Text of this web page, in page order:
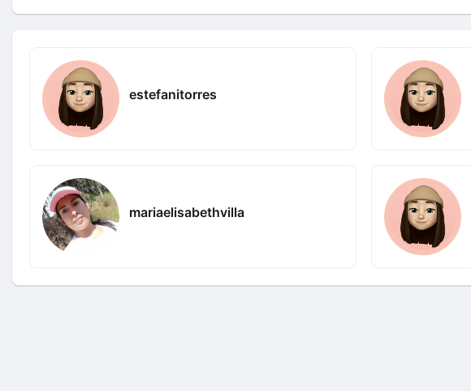
estefanitorres
mariaelisabethvilla